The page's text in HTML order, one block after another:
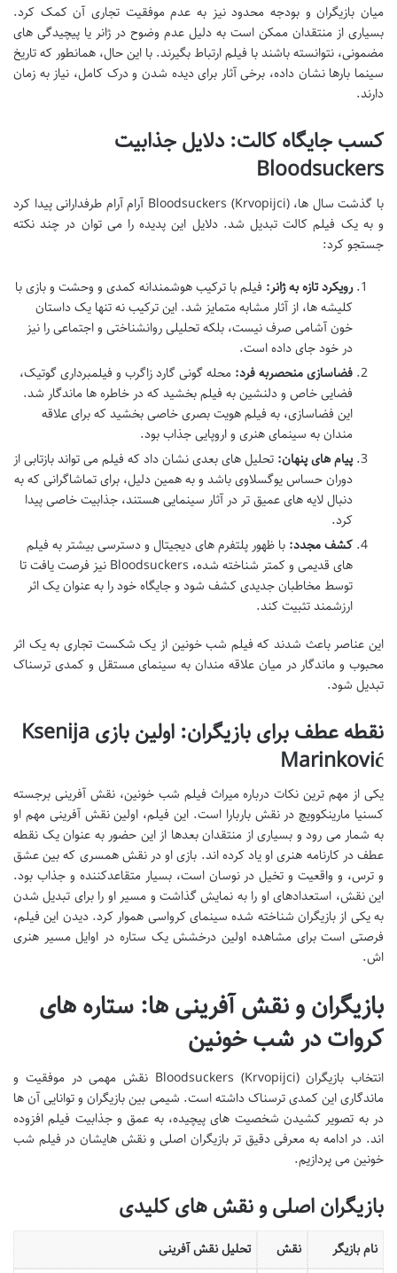
میان بازیگران و بودجه محدود نیز به عدم موفقیت تجاری آن کمک کرد.
بسیاری از منتقدان ممکن است به دلیل عدم وضوح در ژانر یا پیچیدگی های
مضمونی، نتوانسته باشند با فیلم ارتباط بگیرند. با این حال، همانطور که تاریخ
سینما بارها نشان داده، برخی آثار برای دیده شدن و درک کامل، نیاز به زمان
دارند.
کسب جایگاه کالت: دلایل جذابیت
Bloodsuckers
با گذشت سال ها، Bloodsuckers (Krvopijci) آرام آرام طرفدارانی پیدا کرد
و به یک فیلم کالت تبدیل شد. دلایل این پدیده را می توان در چند نکته
جستجو کرد:
رویکرد تازه به ژانر: فیلم با ترکیب هوشمندانه کمدی و وحشت و بازی با
کلیشه ها، از آثار مشابه متمایز شد. این ترکیب نه تنها یک داستان
خون آشامی صرف نیست، بلکه تحلیلی روانشناختی و اجتماعی را نیز
در خود جای داده است.
فضاسازی منحصربه فرد: محله گونی گارد زاگرب و فیلمبرداری گوتیک،
فضایی خاص و دلنشین به فیلم بخشید که در خاطره ها ماندگار شد.
این فضاسازی، به فیلم هویت بصری خاصی بخشید که برای علاقه
مندان به سینمای هنری و اروپایی جذاب بود.
پیام های پنهان: تحلیل های بعدی نشان داد که فیلم می تواند بازتابی از
دوران حساس یوگسلاوی باشد و به همین دلیل، برای تماشاگرانی که به
دنبال لایه های عمیق تر در آثار سینمایی هستند، جذابیت خاصی پیدا
کرد.
کشف مجدد: با ظهور پلتفرم های دیجیتال و دسترسی بیشتر به فیلم
های قدیمی و کمتر شناخته شده، Bloodsuckers نیز فرصت یافت تا
توسط مخاطبان جدیدی کشف شود و جایگاه خود را به عنوان یک اثر
ارزشمند تثبیت کند.
این عناصر باعث شدند که فیلم شب خونین از یک شکست تجاری به یک اثر
محبوب و ماندگار در میان علاقه مندان به سینمای مستقل و کمدی ترسناک
تبدیل شود.
نقطه عطف برای بازیگران: اولین بازی Ksenija
Marinković
یکی از مهم ترین نکات درباره میراث فیلم شب خونین، نقش آفرینی برجسته
کسنیا مارینکوویچ در نقش باربارا است. این فیلم، اولین نقش آفرینی مهم او
به شمار می رود و بسیاری از منتقدان بعدها از این حضور به عنوان یک نقطه
عطف در کارنامه هنری او یاد کرده اند. بازی او در نقش همسری که بین عشق
و ترس، و واقعیت و تخیل در نوسان است، بسیار متقاعدکننده و جذاب بود.
این نقش، استعدادهای او را به نمایش گذاشت و مسیر او را برای تبدیل شدن
به یکی از بازیگران شناخته شده سینمای کرواسی هموار کرد. دیدن این فیلم،
فرصتی است برای مشاهده اولین درخشش یک ستاره در اوایل مسیر هنری
اش.
بازیگران و نقش آفرینی ها: ستاره های
کروات در شب خونین
انتخاب بازیگران Bloodsuckers (Krvopijci) نقش مهمی در موفقیت و
ماندگاری این کمدی ترسناک داشته است. شیمی بین بازیگران و توانایی آن ها
در به تصویر کشیدن شخصیت های پیچیده، به عمق و جذابیت فیلم افزوده
اند. در ادامه به معرفی دقیق تر بازیگران اصلی و نقش هایشان در فیلم شب
خونین می پردازیم.
بازیگران اصلی و نقش های کلیدی
نام بازیگر نقش تحلیل نقش آفرینی